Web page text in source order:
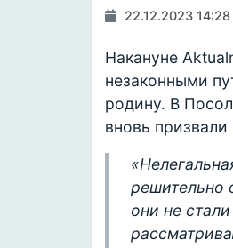
22.12.2023 14:28
Накануне
незаконными
родину. В
вновь
решительно
они не